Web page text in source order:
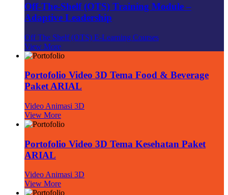
Off-The-Shelf (OTS) Training Module –
Adaptive Leadership
Off The Shelf (OTS) E-Learning Courses
View More
Portofolio Video 3D Tema Food & Beverage
Paket ARIAL
Video Animasi 3D
View More
Portofolio Video 3D Tema Kesehatan Paket
ARIAL
Video Animasi 3D
View More